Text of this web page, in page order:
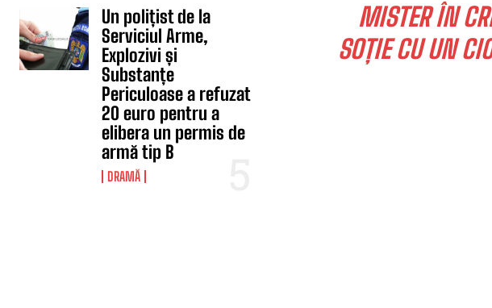
Un polițist de la
Serviciul Arme,
Explozivi și
Substanțe
Periculoase a refuzat
20 euro pentru a
elibera un permis de
armă tip B
DRAMĂ
MISTER ÎN
SOȚIE CU UN